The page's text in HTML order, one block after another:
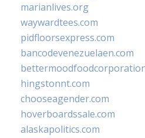
marianlives.org
waywardtees.com
pidfloorsexpress.com
bancodevenezuelaen.com
hingstonnt.com
chooseagender.com
hoverboardssale.com
alaskapolitics.com